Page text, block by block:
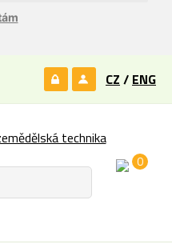
CZ / ENG
0